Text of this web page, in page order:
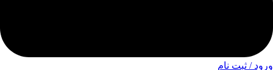
ورود / ثبت نام